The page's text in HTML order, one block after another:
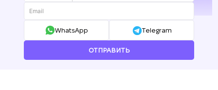
+380
WhatsApp Telegram
ОТПРАВИТЬ